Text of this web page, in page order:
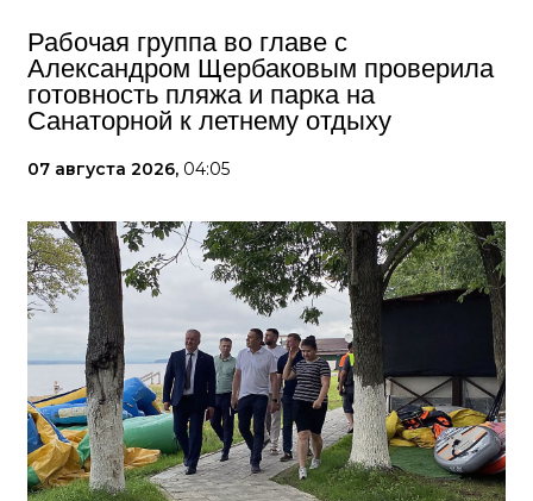
Рабочая группа во главе с
Александром Щербаковым проверила
готовность пляжа и парка на
Санаторной к летнему отдыху
07 августа 2026, 04:05